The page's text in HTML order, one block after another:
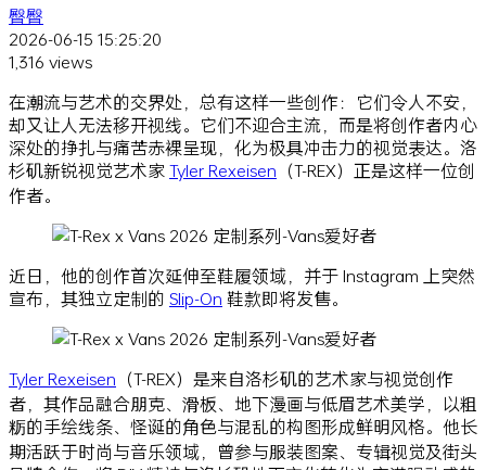
臀臀
2026-06-15 15:25:20
1,316 views
在潮流与艺术的交界处，总有这样一些创作：它们令人不安，
却又让人无法移开视线。它们不迎合主流，而是将创作者内心
深处的挣扎与痛苦赤裸呈现，化为极具冲击力的视觉表达。洛
杉矶新锐视觉艺术家 Tyler Rexeisen （T-REX）正是这样一位创
作者。
近日，他的创作首次延伸至鞋履领域，并于 Instagram 上突然
宣布，其独立定制的 Slip-On 鞋款即将发售。
Tyler Rexeisen （T-REX）是来自洛杉矶的艺术家与视觉创作
者，其作品融合朋克、滑板、地下漫画与低眉艺术美学，以粗
粝的手绘线条、怪诞的角色与混乱的构图形成鲜明风格。他长
期活跃于时尚与音乐领域，曾参与服装图案、专辑视觉及街头